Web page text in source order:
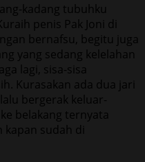
kadang tubuhku
penis Pak Joni di
bernafsu, begitu juga
yang sedang kelelahan
lagi, sisa-sisa
Kurasakan ada dua jari
bergerak keluar-
belakang ternyata
kapan sudah di